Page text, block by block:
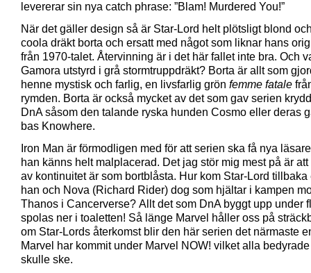
levererar sin nya catch phrase: ”Blam! Murdered You!”
När det gäller design så är Star-Lord helt plötsligt blond
coola dräkt borta och ersatt med något som liknar hans
från 1970-talet. Återvinning är i det här fallet inte bra. Och
Gamora utstyrd i grå stormtruppdräkt? Borta är allt som
henne mystisk och farlig, en livsfarlig grön femme fatale
rymden. Borta är också mycket av det som gav serien
DnA såsom den talande ryska hunden Cosmo eller deras
bas Knowhere.
Iron Man är förmodligen med för att serien ska få nya
han känns helt malplacerad. Det jag stör mig mest på är
av kontinuitet är som bortblåsta. Hur kom Star-Lord tillbaka
han och Nova (Richard Rider) dog som hjältar i kampen
Thanos i Cancerverse? Allt det som DnA byggt upp under
spolas ner i toaletten! Så länge Marvel håller oss på
om Star-Lords återkomst blir den här serien det närmaste
Marvel har kommit under Marvel NOW! vilket alla
skulle ske.